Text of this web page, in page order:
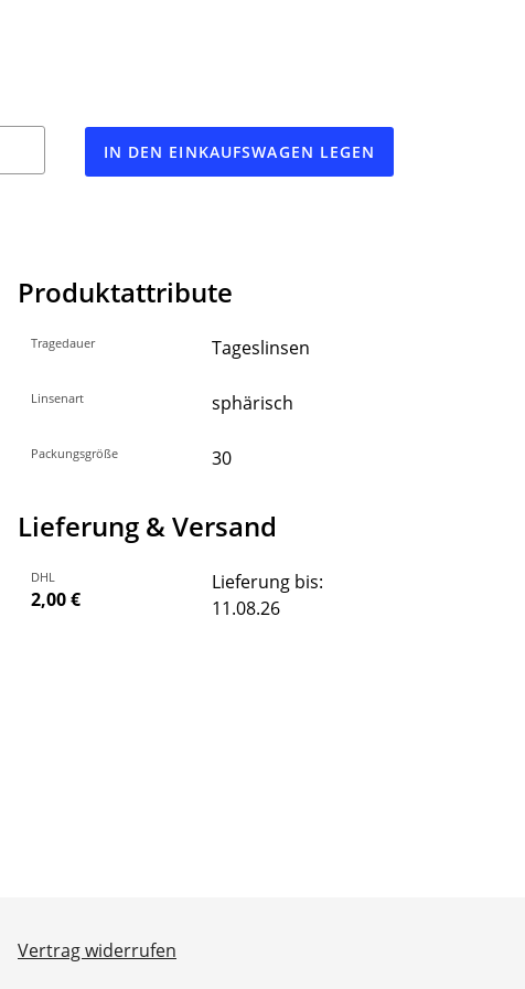
IN DEN EINKAUFSWAGEN LEGEN
Produktattribute
Tragedauer Tageslinsen
Linsenart sphärisch
Packungsgröße 30
Lieferung & Versand
DHL
2,00 €
Lieferung bis:
11.08.26
Vertrag widerrufen